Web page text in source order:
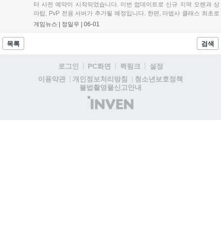
터 사전 예약이 시작되었습니다. 이번 업데이트로 신규 지역 오렌과 상
아탑, PvP 전용 서버가 추가될 예정입니다. 한편, 마법사 클래스 최초로
데스나이트가 탄생해 화제이며, 카리프의 보석 연구 이벤트와 작열의 피
킬북 획득이 가능하며, 피닉스 이벤트는 마을 내 진짜 피닉스 등장으로
게임뉴스 | 정일우 06-01
목록 검색
로그인 PC화면 퀵링크
설정
이용약관
개인정보처리방침
청소년보호정책
불법촬영물신고안내
(주)
인